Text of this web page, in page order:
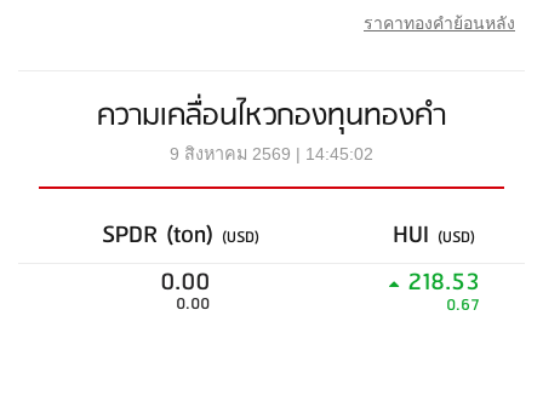
ราคาทองคำย้อนหลัง
ความเคลื่อนไหวกองทุนทองคำ
9 สิงหาคม 2569 | 14:45:02
SPDR (ton) (USD) HUI (USD)
0.00
0.00
218.53
0.67